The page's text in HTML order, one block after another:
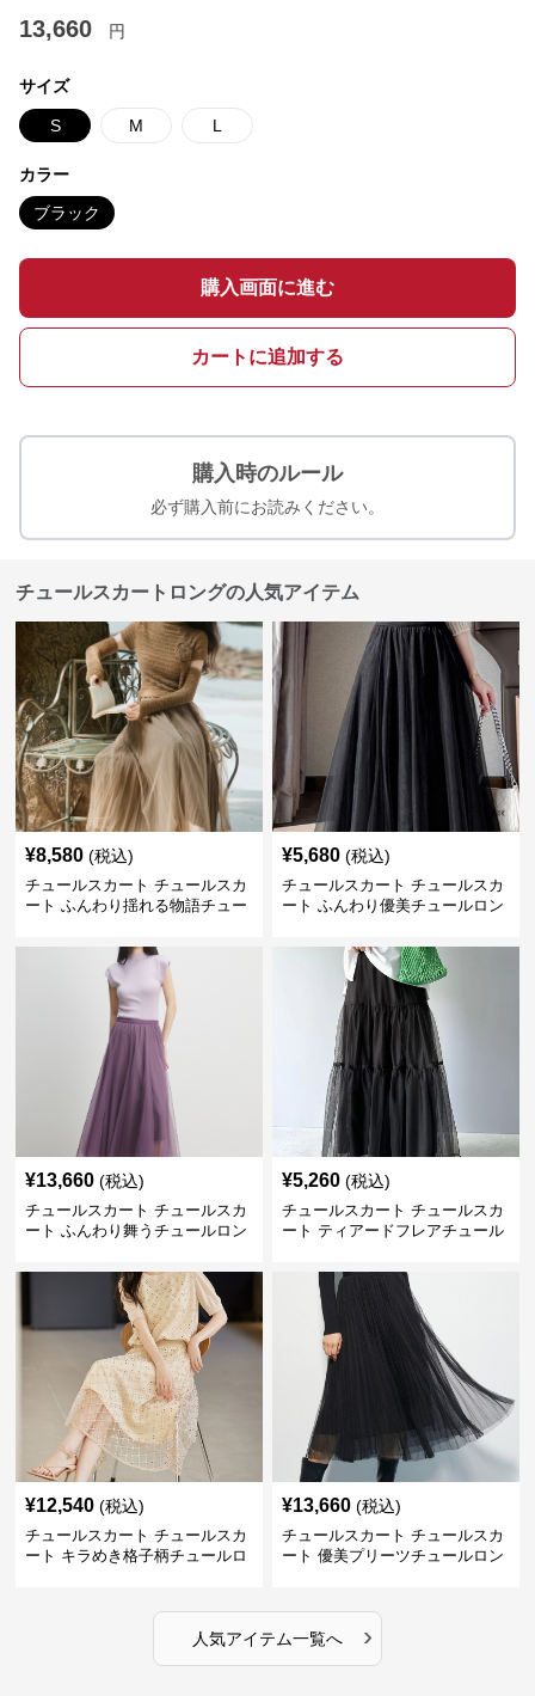
13,660 円
サイズ
S M L
カラー
ブラック
購入画面に進む
カートに追加する
購入時のルール
必ず購入前にお読みください。
チュールスカートロングの人気アイテム
¥8,580 (税込)
チュールスカート チュールスカ
ート ふんわり揺れる物語チュー
¥5,680 (税込)
チュールスカート チュールスカ
ート ふんわり優美チュールロン
¥13,660 (税込)
チュールスカート チュールスカ
ート ふんわり舞うチュールロン
¥5,260 (税込)
チュールスカート チュールスカ
ート ティアードフレアチュール
¥12,540 (税込)
チュールスカート チュールスカ
ート キラめき格子柄チュールロ
¥13,660 (税込)
チュールスカート チュールスカ
ート 優美プリーツチュールロン
人気アイテム一覧へ ›